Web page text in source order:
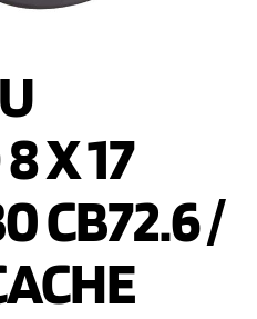
X 17
CB72.6 /